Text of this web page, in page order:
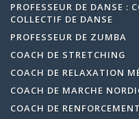
PROFESSEUR DE DANSE :
COLLECTIF DE DANSE
PROFESSEUR DE ZUMBA
COACH DE STRETCHING
COACH DE RELAXATION
COACH DE MARCHE
COACH DE